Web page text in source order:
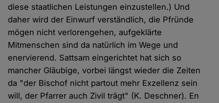
diese staatlichen Leistungen einzustellen.) Und
daher wird der Einwurf verständlich, die Pfründe
mögen nicht verlorengehen, aufgeklärte
Mitmenschen sind da natürlich im Wege und
enervierend. Sattsam eingerichtet hat sich so
mancher Gläubige, vorbei längst wieder die Zeiten
da "der Bischof nicht partout mehr Exzellenz sein
will, der Pfarrer auch Zivil trägt" (K. Deschner). En